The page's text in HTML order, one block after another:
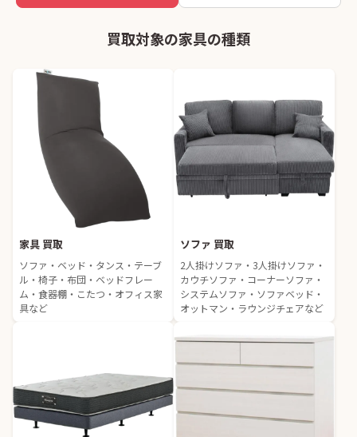
買取対象の家具の種類
家具 買取
ソファ・ベッド・タンス・テーブ
ル・椅子・布団・ベッドフレー
ム・食器棚・こたつ・オフィス家
具など
ソファ 買取
2人掛けソファ・3人掛けソファ・
カウチソファ・コーナーソファ・
システムソファ・ソファベッド・
オットマン・ラウンジチェアなど